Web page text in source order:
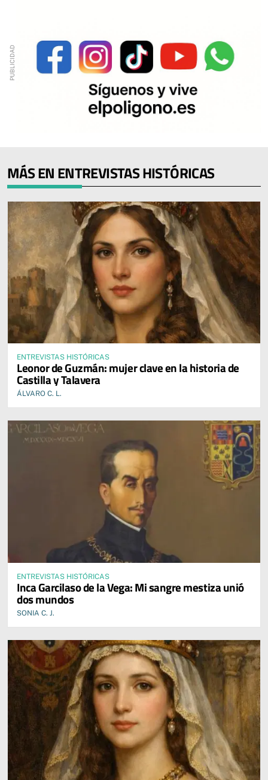
MÁS EN ENTREVISTAS HISTÓRICAS
ENTREVISTAS HISTÓRICAS
Leonor de Guzmán: mujer clave en la historia de
Castilla y Talavera
ÁLVARO C. L.
ENTREVISTAS HISTÓRICAS
Inca Garcilaso de la Vega: Mi sangre mestiza unió
dos mundos
SONIA C. J.